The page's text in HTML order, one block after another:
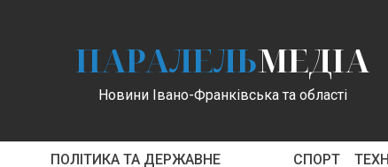
ПАРАЛЕЛЬМЕДІА
Новини Івано-Франківська та області
ПОЛІТИКА ТА ДЕРЖАВНЕ
СПОРТ